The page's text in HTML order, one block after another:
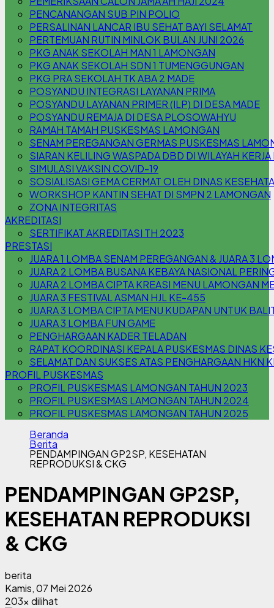
PENCANANGAN SUB PIN POLIO
PERSALINAN LANCAR IBU SEHAT BAYI SELAMAT
PERTEMUAN RUTIN MINLOK BULAN JUNI 2026
PKG ANAK SEKOLAH MAN 1 LAMONGAN
PKG ANAK SEKOLAH SDN 1 TUMENGGUNGAN
PKG PRA SEKOLAH TK ABA 2 MADE
POSYANDU INTEGRASI LAYANAN PRIMA
POSYANDU LAYANAN PRIMER (ILP) DI DESA MADE
POSYANDU REMAJA DI DESA PLOSOWAHYU
RAMAH TAMAH PUSKESMAS LAMONGAN
SENAM PEREGANGAN GERMAS PUSKESMAS
SIARAN KELILING WASPADA DBD DI WILAYAH
SIMULASI VAKSIN COVID-19
SOSIALISASI GEMA CERMAT OLEH DINAS
WORKSHOP KANTIN SEHAT DI SMPN 2 LAMONGAN
ZONA INTEGRITAS
AKREDITASI
SERTIFIKAT AKREDITASI TH 2023
PRESTASI
JUARA 1 LOMBA SENAM PEREGANGAN & JUARA 3
JUARA 2 LOMBA BUSANA KEBAYA NASIONAL
JUARA 2 LOMBA CIPTA KREASI MENU LAMONGAN
JUARA 3 FESTIVAL ASMAN HJL KE-455
JUARA 3 LOMBA CIPTA MENU KUDAPAN UNTUK
JUARA 3 LOMBA FUN GAME
PENGHARGAAN KADER TELADAN
RAPAT KOORDINASI KEPALA PUSKESMAS DINAS
SELAMAT DAN SUKSES ATAS PENGHARGAAN HKN
PROFIL PUSKESMAS
PROFIL PUSKESMAS LAMONGAN TAHUN 2023
PROFIL PUSKESMAS LAMONGAN TAHUN 2024
PROFIL PUSKESMAS LAMONGAN TAHUN 2025
Beranda
Berita
PENDAMPINGAN GP2SP, KESEHATAN
REPRODUKSI & CKG
PENDAMPINGAN GP2SP,
KESEHATAN REPRODUKSI
& CKG
berita
Kamis, 07 Mei 2026
203x dilihat